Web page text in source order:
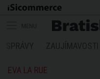
EVA LA RUE